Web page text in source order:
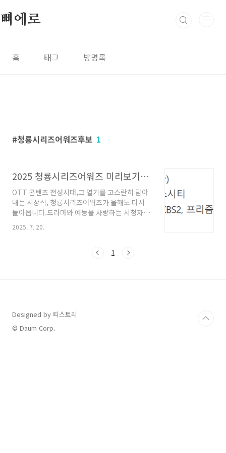
삐에로
홈 태그 방명록
청룡시리즈어워즈후보 1
2025 청룡시리즈어워즈 미리보기｜MC, 후보, 투표, 축하공연까지 정리!
OTT 콘텐츠 전성시대,그 열기를 고스란히 담아
내는 시상식, 청룡시리즈어워즈가 올해도 다시
돌아옵니다.드라마와 예능을 사랑하는 시청자라
면,"누가 수상하게 될까?", "이번엔 어떤 축하무
대가 준비될까?"벌써부터 궁금하시죠?오늘은
정리해드립니다.언제 열리나? 청룡시리즈어워즈
식으로플랫폼 경쟁이 치열한 만큼, 수상 결과도
늘 주목받고 있습니다.청룡시리즈어워즈 MC는
누구?매년 청룡시리즈어워즈는 세련된 진행력과
2025. 7. 20.
1
Designed by 티스토리
© Daum Corp.